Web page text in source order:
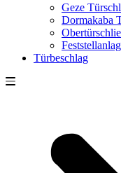
Geze
Dormakaba
Türbeschlag